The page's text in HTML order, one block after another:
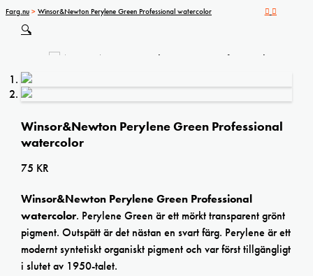
Farg.nu > Winsor&Newton Perylene Green Professional watercolor
🔍
Winsor&Newton Perylene Green Professional
watercolor
75 KR
Winsor&Newton Perylene Green Professional
watercolor. Perylene Green är ett mörkt transparent grönt
pigment. Outspätt är det nästan en svart färg. Perylene är ett
modernt syntetiskt organiskt pigment och var först tillgängligt
i slutet av 1950-talet.